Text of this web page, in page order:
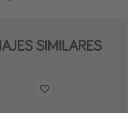
SIMILARES